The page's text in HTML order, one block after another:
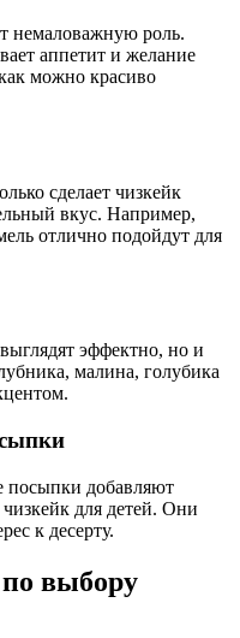
немаловажную роль.
аппетит и желание
можно красиво
сделает чизкейк
вкус. Например,
отлично подойдут для
эффектно, но и
малина, голубика
добавляют
для детей. Они
к десерту.
выбору